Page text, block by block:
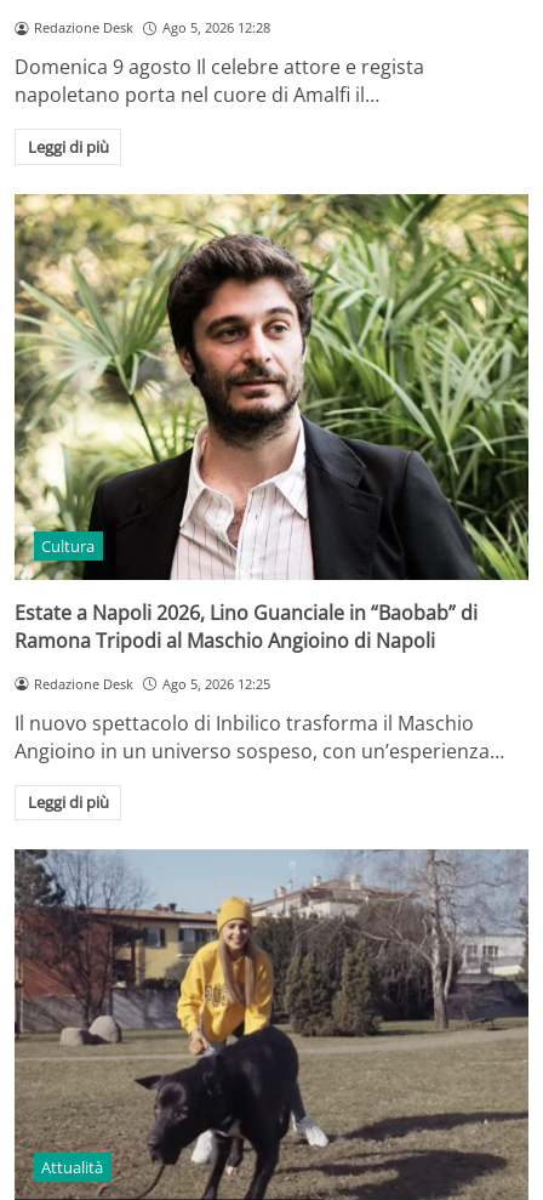
Redazione Desk Ago 5, 2026 12:28
Domenica 9 agosto Il celebre attore e regista
napoletano porta nel cuore di Amalfi il…
Leggi di più
Cultura
Estate a Napoli 2026, Lino Guanciale in “Baobab” di
Ramona Tripodi al Maschio Angioino di Napoli
Redazione Desk Ago 5, 2026 12:25
Il nuovo spettacolo di Inbilico trasforma il Maschio
Angioino in un universo sospeso, con un’esperienza…
Leggi di più
Attualità